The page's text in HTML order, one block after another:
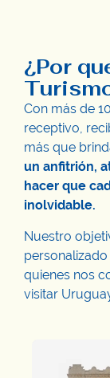
¿Por
Con más de
receptivo,
más que
un anfitrión,
hacer que
inolvidable.
Nuestro
quienes nos
visitar